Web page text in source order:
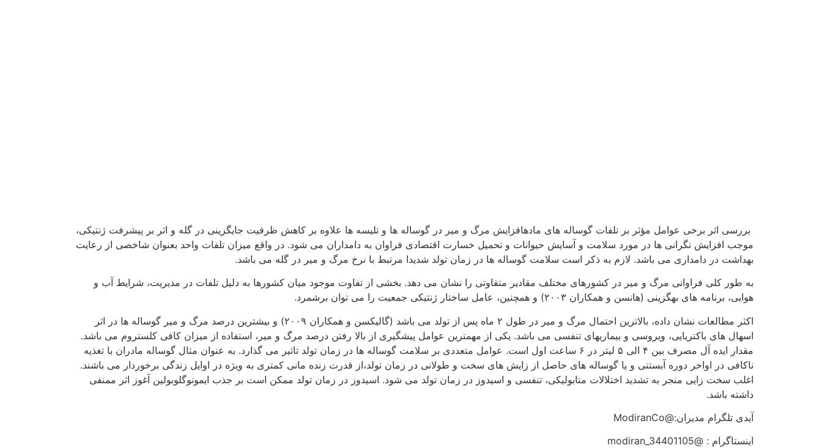
بررسی اثر برخی عوامل مؤثر بر تلفات گوساله های مادهافزایش مرگ و میر در گوساله ها و تلیسه ها علاوه بر کاهش ظرفیت جایگزینی در گله و اثر بر پیشرفت ژنتیکی،
موجب افزایش نگرانی ها در مورد سلامت و آسایش حیوانات و تحمیل خسارت اقتصادی فراوان به دامداران می شود. در واقع میزان تلفات واحد بعنوان شاخصی از رعایت
بهداشت در دامداری می باشد. لازم به ذکر است سلامت گوساله ها در زمان تولد شدیدا مرتبط با نرخ مرگ و میر در گله می باشد.
به طور کلی فراوانی مرگ و میر در کشورهای مختلف مقادیر متفاوتی را نشان می دهد. بخشی از تفاوت موجود میان کشورها به دلیل تلفات در مدیریت، شرایط آب و
هوایی، برنامه های بهگزینی (هانسن و همکاران ۲۰۰۳) و همچنین، عامل ساختار ژنتیکی جمعیت را می توان برشمرد.
اکثر مطالعات نشان داده، بالاترین احتمال مرگ و میر در طول ۲ ماه پس از تولد می باشد (گالیکسن و همکاران ۲۰۰۹) و بیشترین درصد مرگ و میر گوساله ها در اثر
اسهال های باکتریایی، ویروسی و بیماریهای تنفسی می باشد. یکی از مهمترین عوامل پیشگیری از بالا رفتن درصد مرگ و میر، استفاده از میزان کافی کلستروم می باشد.
مقدار ایده آل مصرف بین ۴ الی ۵ لیتر در ۶ ساعت اول است. عوامل متعددی بر سلامت گوساله ها در زمان تولد تاثیر می گذارد. به عنوان مثال گوساله مادران با تغذیه
ناکافی در اواخر دوره آبستنی و یا گوساله های حاصل از زایش های سخت و طولانی در زمان تولد،‌از قدرت زنده مانی کمتری به ویژه در اوایل زندگی برخوردار می باشند.
اغلب سخت زایی منجر به تشدید اختلالات متابولیکی، تنفسی و اسیدوز در زمان تولد می شود. اسیدوز در زمان تولد ممکن است بر جذب ایمونوگلوبولین آغوز اثر ممنفی
داشته باشد.
آیدی تلگرام مدیران:@ModiranCo
اینستاگرام : @modiran_34401105